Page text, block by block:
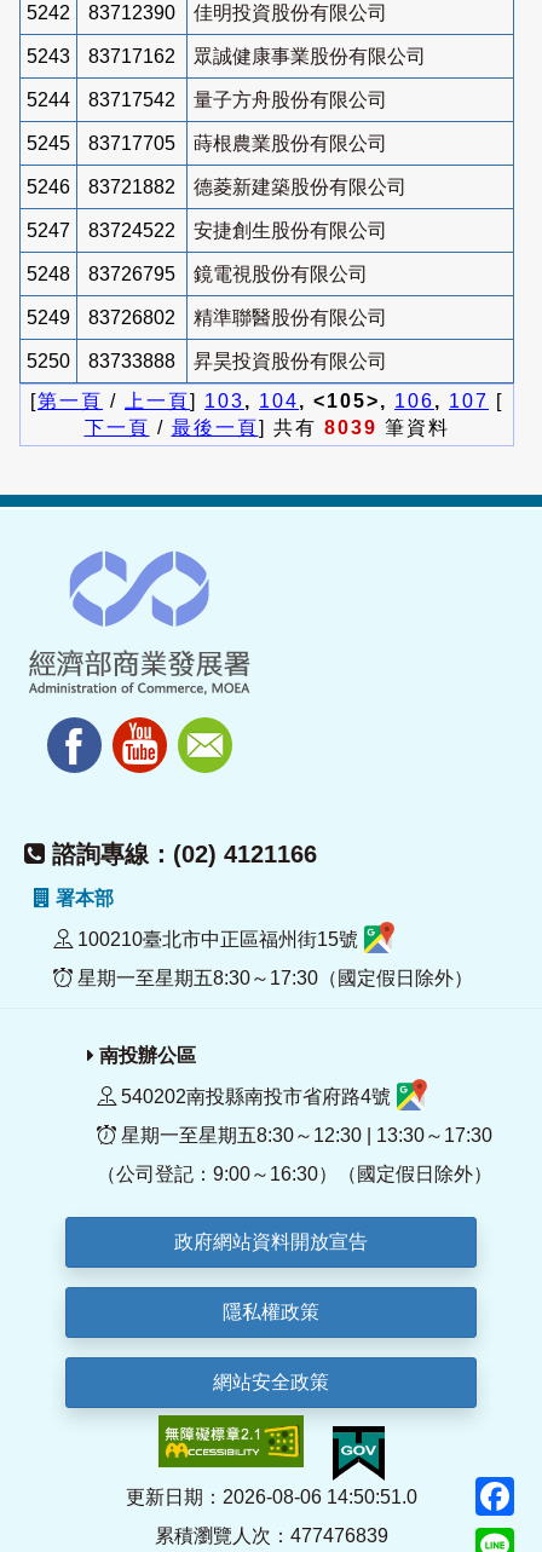
5242 83712390 佳明投資股份有限公司
5243 83717162 眾誠健康事業股份有限公司
5244 83717542 量子方舟股份有限公司
5245 83717705 蒔根農業股份有限公司
5246 83721882 德菱新建築股份有限公司
5247 83724522 安捷創生股份有限公司
5248 83726795 鏡電視股份有限公司
5249 83726802 精準聯醫股份有限公司
5250 83733888
昇昊投資股份有限公司
[第一頁 / 上一頁] 103, 104, <105>, 106, 107 [
下一頁 / 最後一頁] 共有 8039 筆資料
諮詢專線：(02) 4121166
署本部
100210臺北市中正區福州街15號
星期一至星期五8:30～17:30（國定假日除外）
南投辦公區
540202南投縣南投市省府路4號
星期一至星期五8:30～12:30 | 13:30～17:30
（公司登記：9:00～16:30）（國定假日除外）
政府網站資料開放宣告
隱私權政策
網站安全政策
更新日期：2026-08-06 14:50:51.0
累積瀏覽人次：477476839